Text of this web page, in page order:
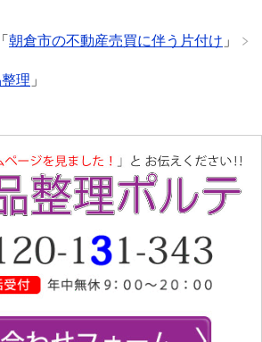
「 朝倉市の不動産売買に伴う片付け 」
理 」